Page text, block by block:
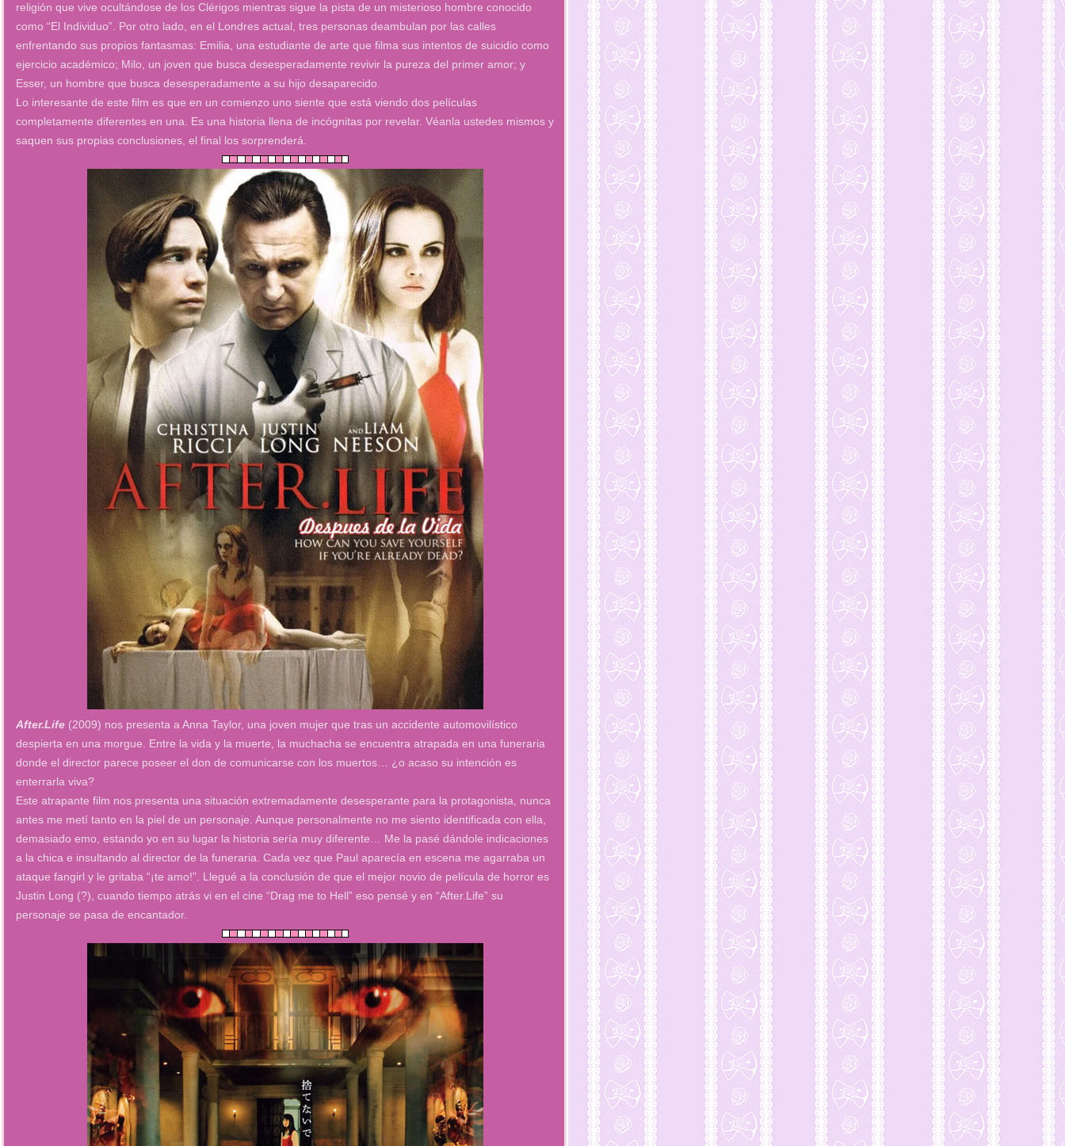
religión que vive ocultándose de los Clérigos mientras sigue la pista de un misterioso hombre conocido
como “El Individuo”. Por otro lado, en el Londres actual, tres personas deambulan por las calles
enfrentando sus propios fantasmas: Emilia, una estudiante de arte que filma sus intentos de suicidio como
ejercicio académico; Milo, un joven que busca desesperadamente revivir la pureza del primer amor; y
Esser, un hombre que busca desesperadamente a su hijo desaparecido.
Lo interesante de este film es que en un comienzo uno siente que está viendo dos películas
completamente diferentes en una. Es una historia llena de incógnitas por revelar. Véanla ustedes mismos y
saquen sus propias conclusiones, el final los sorprenderá.
After.Life (2009) nos presenta a Anna Taylor, una joven mujer que tras un accidente automovilístico
despierta en una morgue. Entre la vida y la muerte, la muchacha se encuentra atrapada en una funeraria
donde el director parece poseer el don de comunicarse con los muertos… ¿o acaso su intención es
enterrarla viva?
Este atrapante film nos presenta una situación extremadamente desesperante para la protagonista, nunca
antes me metí tanto en la piel de un personaje. Aunque personalmente no me siento identificada con ella,
demasiado emo, estando yo en su lugar la historia sería muy diferente… Me la pasé dándole indicaciones
a la chica e insultando al director de la funeraria. Cada vez que Paul aparecía en escena me agarraba un
ataque fangirl y le gritaba “¡te amo!”. Llegué a la conclusión de que el mejor novio de película de horror es
Justin Long (?), cuando tiempo atrás vi en el cine “Drag me to Hell” eso pensé y en “After.Life” su
personaje se pasa de encantador.